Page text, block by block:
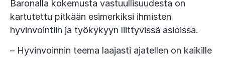
Baronalla kokemusta vastuullisuudesta on
kartutettu pitkään esimerkiksi ihmisten
hyvinvointiin ja työkykyyn liittyvissä asioissa.
– Hyvinvoinnin teema laajasti ajatellen on kaikille